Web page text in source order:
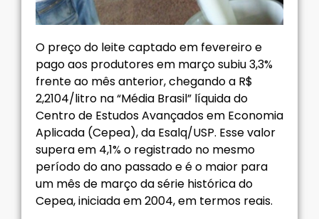
O preço do leite captado em fevereiro e
pago aos produtores em março subiu 3,3%
frente ao mês anterior, chegando a R$
2,2104/litro na “Média Brasil” líquida do
Centro de Estudos Avançados em Economia
Aplicada (Cepea), da Esalq/USP. Esse valor
supera em 4,1% o registrado no mesmo
período do ano passado e é o maior para
um mês de março da série histórica do
Cepea, iniciada em 2004, em termos reais.